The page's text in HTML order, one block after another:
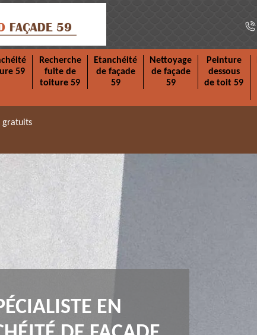
59
Recherche
fuite de
toiture 59
Etanchéité
de façade
59
Nettoyage
de façade
59
Peinture
dessous
de toit 59
gratuits
EN